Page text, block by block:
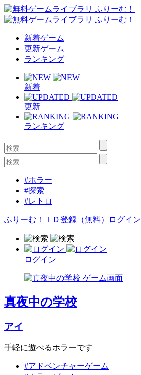
新着ゲーム
更新ゲーム
ランキング
新着
更新
ランキング
#ホラー
#探索
#レトロ
ふりーむ！ＩＤ登録（無料） ログイン
ログイン
真夜中の学校
アイ
手軽に遊べるホラーです
#アドベンチャーゲーム